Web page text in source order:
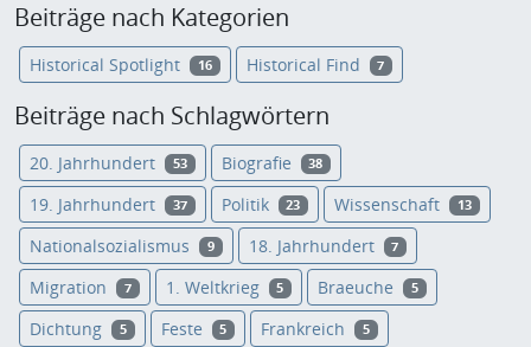
Beiträge nach Kategorien
Historical Spotlight 16 Historical Find 7
Beiträge nach Schlagwörtern
20. Jahrhundert 53 Biografie 38
19. Jahrhundert 37 Politik 23 Wissenschaft 13
Nationalsozialismus 9 18. Jahrhundert 7
Migration 7 1. Weltkrieg 5 Braeuche 5
Dichtung 5 Feste 5 Frankreich 5